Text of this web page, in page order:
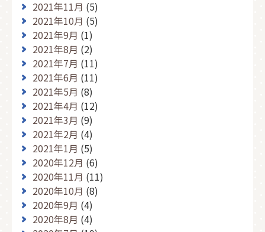
2021年11月 (5)
2021年10月 (5)
2021年9月 (1)
2021年8月 (2)
2021年7月 (11)
2021年6月 (11)
2021年5月 (8)
2021年4月 (12)
2021年3月 (9)
2021年2月 (4)
2021年1月 (5)
2020年12月 (6)
2020年11月 (11)
2020年10月 (8)
2020年9月 (4)
2020年8月 (4)